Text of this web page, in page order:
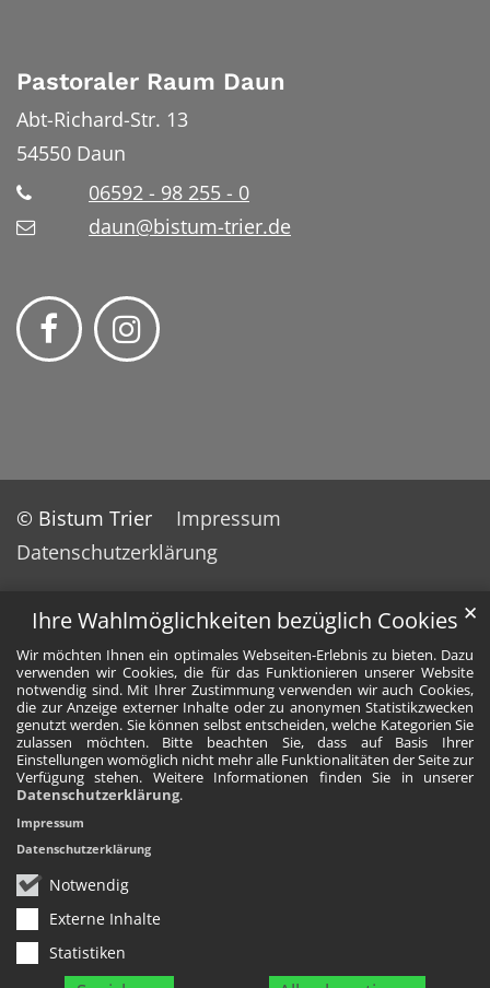
Ihre Wahlmöglichkeiten bezüglich Cookies
Wir möchten Ihnen ein optimales Webseiten-Erlebnis zu bieten. Dazu
verwenden wir Cookies, die für das Funktionieren unserer Website
notwendig sind. Mit Ihrer Zustimmung verwenden wir auch Cookies,
die zur Anzeige externer Inhalte oder zu anonymen Statistikzwecken
genutzt werden. Sie können selbst entscheiden, welche Kategorien Sie
zulassen möchten. Bitte beachten Sie, dass auf Basis Ihrer
Einstellungen womöglich nicht mehr alle Funktionalitäten der Seite zur
Verfügung stehen. Weitere Informationen finden Sie in unserer
Datenschutzerklärung.
Notwendig
Externe Inhalte
Statistiken
✕
Impressum
Datenschutzerklärung
Pastoraler Raum Daun
Abt-Richard-Str. 13
54550 Daun
06592 - 98 255 - 0
daun@bistum-trier.de
© Bistum Trier
Impressum
Datenschutzerklärung